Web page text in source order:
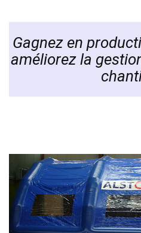
Gagnez en
améliorez la